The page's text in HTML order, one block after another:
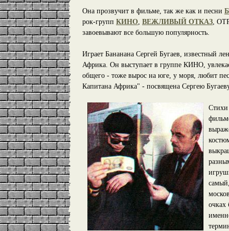
Она прозвучит в фильме, так же как и песни
рок-групп КИНО, ВЕЖЛИВЫЙ ОТКАЗ,
завоевывают все большую популярность.
Играет Бананана Сергей Бугаев, известный
Африка. Он выступает в группе КИНО,
общего - тоже вырос на юге, у моря, любит
Капитана Африка" - посвящена Сергею
Стихи
очках